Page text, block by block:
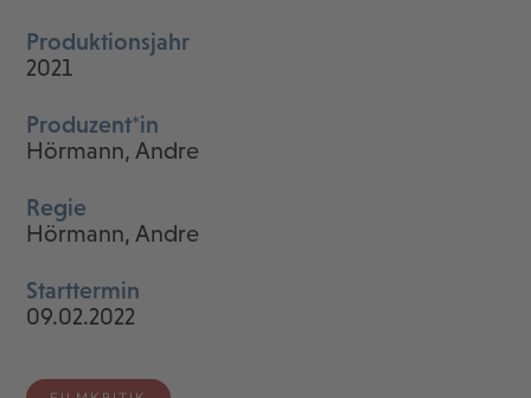
Produktionsjahr
2021
Produzent*in
Hörmann, Andre
Regie
Hörmann, Andre
Starttermin
09.02.2022